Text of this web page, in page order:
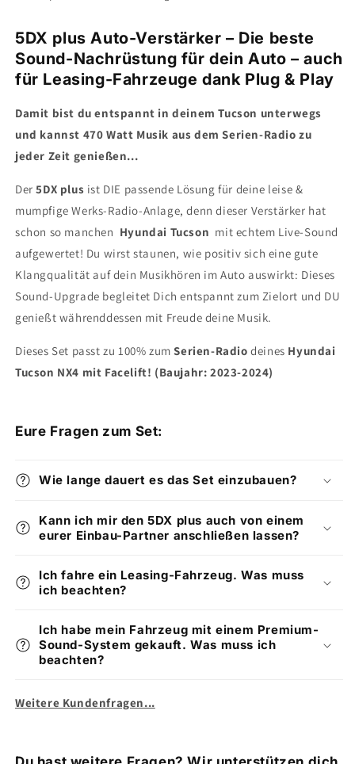
5DX plus Auto-Verstärker – Die beste
Sound-Nachrüstung für dein Auto – auch
für Leasing-Fahrzeuge dank Plug & Play
Damit bist du entspannt in deinem Tucson unterwegs
und kannst 470 Watt Musik aus dem Serien-Radio zu
jeder Zeit genießen...
Der5DX plus ist DIE passende Lösung für deine leise &
mumpfige Werks-Radio-Anlage, denn dieser Verstärker hat
schon so manchen Hyundai Tucson mit echtem Live-Sound
aufgewertet! Du wirst staunen, wie positiv sich eine gute
Klangqualität auf dein Musikhören im Auto auswirkt: Dieses
Sound-Upgrade begleitet Dich entspannt zum Zielort und DU
genießt währenddessen mit Freude deine Musik.
Dieses Set passt zu 100% zumSerien-Radio deines Hyundai
Tucson NX4 mit Facelift! (Baujahr: 2023-2024)
Eure Fragen zum Set:
Wie lange dauert es das Set einzubauen?
Kann ich mir den 5DX plus auch von einem
eurer Einbau-Partner anschließen lassen?
Ich fahre ein Leasing-Fahrzeug. Was muss
ich beachten?
Ich habe mein Fahrzeug mit einem Premium-
Sound-System gekauft. Was muss ich
beachten?
Weitere Kundenfragen...